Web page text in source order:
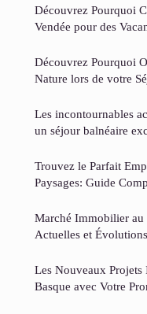
Découvrez Pourquoi
Vendée pour des
Découvrez Pourquoi
Nature lors de votre
Les incontournables
un séjour balnéaire
Trouvez le Parfait
Paysages: Guide
Marché Immobilier au
Actuelles et
Les Nouveaux
Basque avec Votre